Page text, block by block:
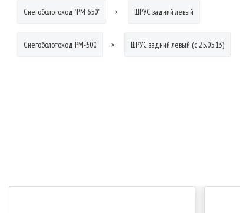
Снегоболотоход "РМ 650" ШРУС задний левый
Снегоболотоход РМ-500 ШРУС задний левый (с 25.05.13)